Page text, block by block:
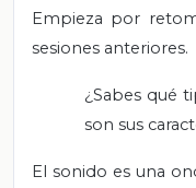
Empieza por
sesiones anteriores.
¿Sabes qué
son sus
El sonido es una